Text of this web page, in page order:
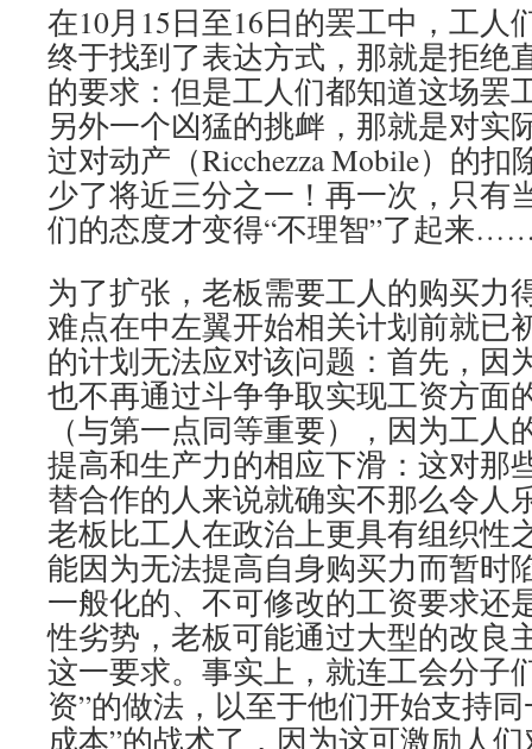
在10月15日至16日的罢工中，工人
终于找到了表达方式，那就是拒绝
的要求：但是工人们都知道这场罢
另外一个凶猛的挑衅，那就是对实
过对动产（Ricchezza Mobile）的
少了将近三分之一！再一次，只有
们的态度才变得“不理智”了起来
为了扩张，老板需要工人的购买力
难点在中左翼开始相关计划前就已
的计划无法应对该问题：首先，因
也不再通过斗争争取实现工资方面
（与第一点同等重要），因为工人
提高和生产力的相应下滑：这对那
替合作的人来说就确实不那么令
老板比工人在政治上更具有组织性
能因为无法提高自身购买力而暂时
一般化的、不可修改的工资要求还
性劣势，老板可能通过大型的改良
这一要求。事实上，就连工会分子
资”的做法，以至于他们开始支持
成本”的战术了，因为这可激励人